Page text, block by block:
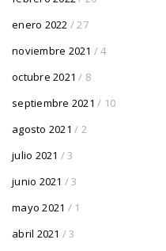
enero 2022 / 27
noviembre 2021 / 4
octubre 2021 / 8
septiembre 2021 / 10
agosto 2021 / 2
julio 2021 / 3
junio 2021 / 3
mayo 2021 / 1
abril 2021 / 3